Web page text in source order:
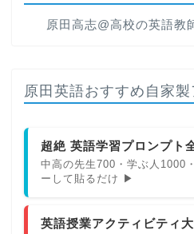
原田高志@高校の英語教
原田英語おすすめ自家製
超絶 英語学習プロンプト
中高の先生700・学ぶ人1000
ーして貼るだけ ▶
英語授業アクティビティ